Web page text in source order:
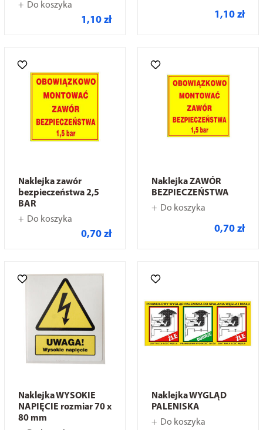
Do koszyka
1,10 zł 1,10 zł
Naklejka zawór
bezpieczeństwa 2,5
BAR
Do koszyka
0,70 zł
Naklejka ZAWÓR
BEZPIECZEŃSTWA
Do koszyka
0,70 zł
Naklejka WYSOKIE
NAPIĘCIE rozmiar 70 x
80 mm
Naklejka WYGLĄD
PALENISKA
Do koszyka